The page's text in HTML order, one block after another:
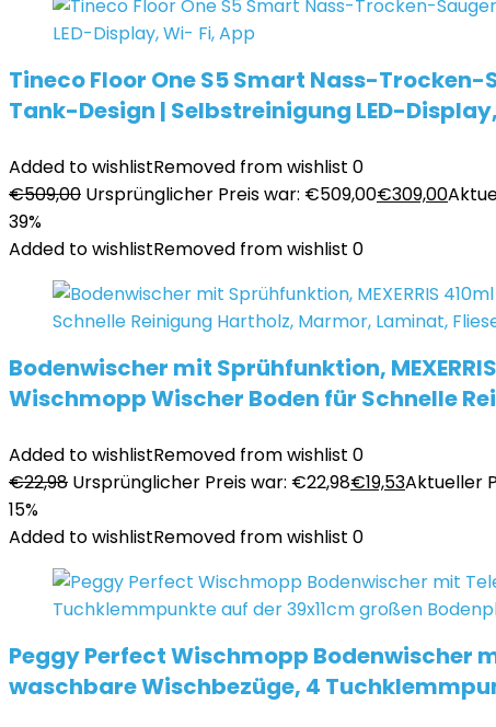
Tineco Floor One S5 Smart Nass-
Tank-Design | Selbstreinigung LED-
Added to wishlistRemoved from wishlist 0
€509,00 Ursprünglicher Preis war: €509,00€309,00
39%
Added to wishlistRemoved from wishlist 0
Bodenwischer mit Sprühfunktion,
Wischmopp Wischer Boden für Schnelle
Added to wishlistRemoved from wishlist 0
€22,98 Ursprünglicher Preis war: €22,98€19,53Aktueller
15%
Added to wishlistRemoved from wishlist 0
Peggy Perfect Wischmopp Bodenwischer
waschbare Wischbezüge, 4